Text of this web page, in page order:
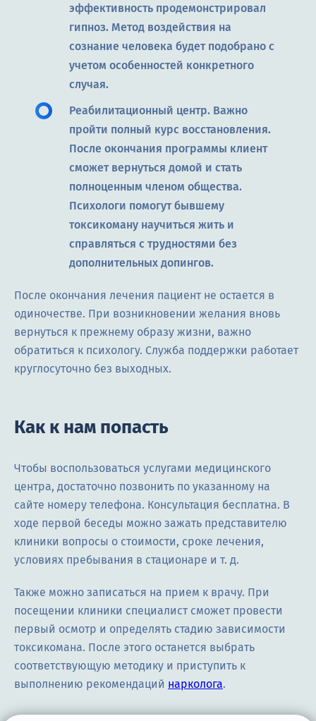
эффективность продемонстрировал
гипноз. Метод воздействия на
сознание человека будет подобрано с
учетом особенностей конкретного
случая.
Реабилитационный центр. Важно
пройти полный курс восстановления.
После окончания программы клиент
сможет вернуться домой и стать
полноценным членом общества.
Психологи помогут бывшему
токсикоману научиться жить и
справляться с трудностями без
дополнительных допингов.
После окончания лечения пациент не остается в
одиночестве. При возникновении желания вновь
вернуться к прежнему образу жизни, важно
обратиться к психологу. Служба поддержки работает
круглосуточно без выходных.
Как к нам попасть
Чтобы воспользоваться услугами медицинского
центра, достаточно позвонить по указанному на
сайте номеру телефона. Консультация бесплатна. В
ходе первой беседы можно зажать представителю
клиники вопросы о стоимости, сроке лечения,
условиях пребывания в стационаре и т. д.
Также можно записаться на прием к врачу. При
посещении клиники специалист сможет провести
первый осмотр и определять стадию зависимости
токсикомана. После этого останется выбрать
соответствующую методику и приступить к
выполнению рекомендаций нарколога.